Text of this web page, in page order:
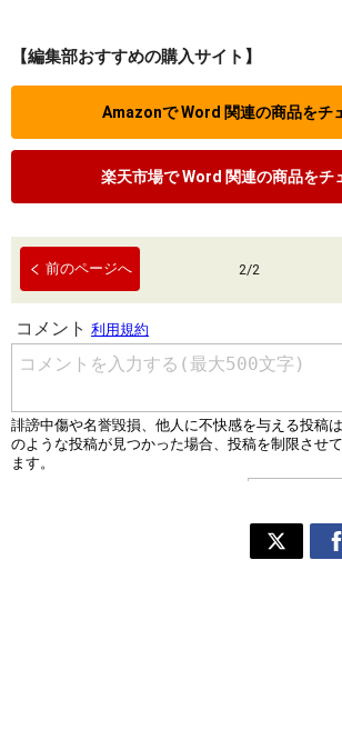
【編集部おすすめの購入サイト】
Amazonで Word 関連の商品をチ
楽天市場で Word 関連の商品をチ
前のページへ 2/2